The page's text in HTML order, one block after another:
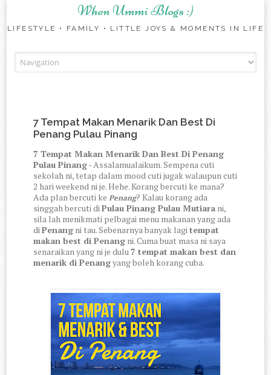
When Ummi Blogs :)
LIFESTYLE • FAMILY • LITTLE JOYS & MOMENTS IN LIFE
7 Tempat Makan Menarik Dan Best Di
Penang Pulau Pinang
7 Tempat Makan Menarik Dan Best Di Penang
Pulau Pinang- Assalamualaikum. Sempena cuti
sekolah ni, tetap dalam mood cuti jugak walaupun cuti
2 hari weekend ni je. Hehe. Korang bercuti ke mana?
Ada plan bercuti kePenang? Kalau korang ada
singgah bercuti diPulau Pinang Pulau Mutiara ni,
sila lah menikmati pelbagai menu makanan yang ada
diPenang ni tau. Sebenarnya banyak lagitempat
makan best di Penang ni. Cuma buat masa ni saya
senaraikan yang ni je dulu7 tempat makan best dan
menarik di Penangyang boleh korang cuba.